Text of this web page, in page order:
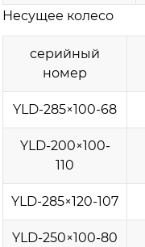
Несущее колесо
серийный
номер
YLD-285×100-68
YLD-200×100-
110
YLD-285×120-107
YLD-250×100-80